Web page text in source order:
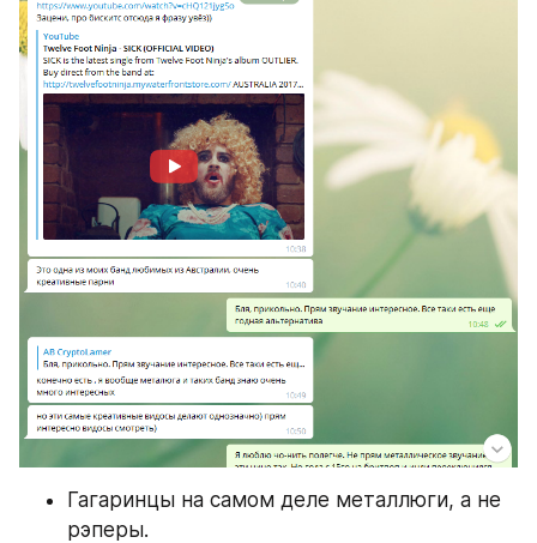
Гагаринцы на самом деле металлюги, а не
рэперы.